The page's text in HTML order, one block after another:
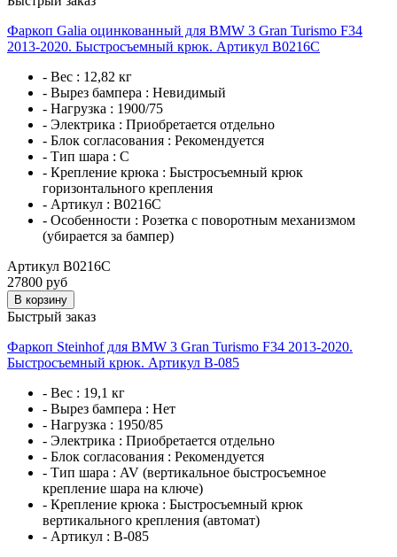
Фаркоп Galia оцинкованный для BMW 3 Gran Turismo F34
2013-2020. Быстросъемный крюк. Артикул B0216C
- Вес : 12,82 кг
- Вырез бампера : Невидимый
- Нагрузка : 1900/75
- Электрика : Приобретается отдельно
- Блок согласования : Рекомендуется
- Тип шара : С
- Крепление крюка : Быстросъемный крюк
горизонтального крепления
- Артикул : B0216C
- Особенности : Розетка с поворотным механизмом
(убирается за бампер)
Артикул B0216C
27800 руб
В корзину
Быстрый заказ
Фаркоп Steinhof для BMW 3 Gran Turismo F34 2013-2020.
Быстросъемный крюк. Артикул B-085
- Вес : 19,1 кг
- Вырез бампера : Нет
- Нагрузка : 1950/85
- Электрика : Приобретается отдельно
- Блок согласования : Рекомендуется
- Тип шара : AV (вертикальное быстросъемное
крепление шара на ключе)
- Крепление крюка : Быстросъемный крюк
вертикального крепления (автомат)
- Артикул : B-085